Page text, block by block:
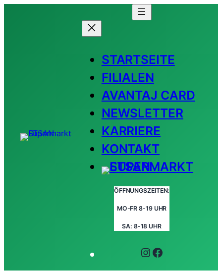
STARTSEITE
FILIALEN
AVANTAJ CARD
NEWSLETTER
KARRIERE
KONTAKT
ÖFFNUNGSZEITEN:
MO-FR 8-19 UHR
SA: 8-18 UHR
INSTAGRAM
FACEBOOK